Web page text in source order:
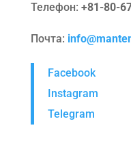
Телефон: +81-80-
Почта:
Facebook
Instagram
Telegram